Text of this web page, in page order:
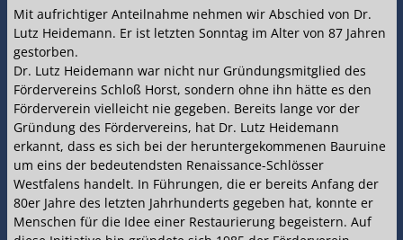
Mit aufrichtiger Anteilnahme nehmen wir Abschied von Dr.
Lutz Heidemann. Er ist letzten Sonntag im Alter von 87 Jahren
gestorben.
Dr. Lutz Heidemann war nicht nur Gründungsmitglied des
Fördervereins Schloß Horst, sondern ohne ihn hätte es den
Förderverein vielleicht nie gegeben. Bereits lange vor der
Gründung des Fördervereins, hat Dr. Lutz Heidemann
erkannt, dass es sich bei der heruntergekommenen Bauruine
um eins der bedeutendsten Renaissance-Schlösser
Westfalens handelt. In Führungen, die er bereits Anfang der
80er Jahre des letzten Jahrhunderts gegeben hat, konnte er
Menschen für die Idee einer Restaurierung begeistern. Auf